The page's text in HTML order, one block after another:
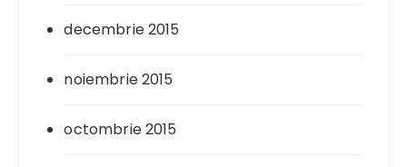
decembrie 2015
noiembrie 2015
octombrie 2015